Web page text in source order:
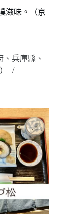
滋味。（京
兵庫縣、